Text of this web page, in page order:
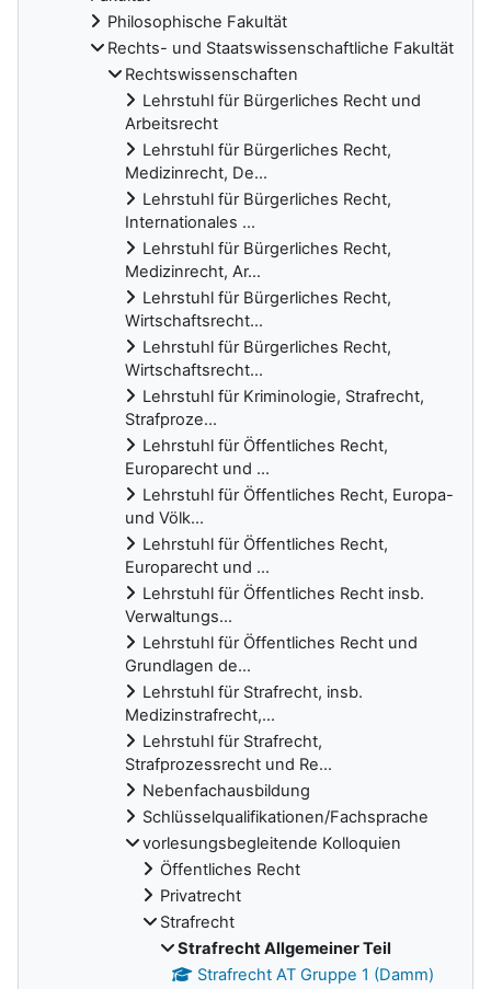
Philosophische Fakultät
Rechts- und Staatswissenschaftliche Fakultät
Rechtswissenschaften
Lehrstuhl für Bürgerliches Recht und
Arbeitsrecht
Lehrstuhl für Bürgerliches Recht,
Medizinrecht, De...
Lehrstuhl für Bürgerliches Recht,
Internationales ...
Lehrstuhl für Bürgerliches Recht,
Medizinrecht, Ar...
Lehrstuhl für Bürgerliches Recht,
Wirtschaftsrecht...
Lehrstuhl für Bürgerliches Recht,
Wirtschaftsrecht...
Lehrstuhl für Kriminologie, Strafrecht,
Strafproze...
Lehrstuhl für Öffentliches Recht,
Europarecht und ...
Lehrstuhl für Öffentliches Recht, Europa-
und Völk...
Lehrstuhl für Öffentliches Recht,
Europarecht und ...
Lehrstuhl für Öffentliches Recht insb.
Verwaltungs...
Lehrstuhl für Öffentliches Recht und
Grundlagen de...
Lehrstuhl für Strafrecht, insb.
Medizinstrafrecht,...
Lehrstuhl für Strafrecht,
Strafprozessrecht und Re...
Nebenfachausbildung
Schlüsselqualifikationen/Fachsprache
vorlesungsbegleitende Kolloquien
Öffentliches Recht
Privatrecht
Strafrecht
Strafrecht Allgemeiner Teil
Strafrecht AT Gruppe 1 (Damm)